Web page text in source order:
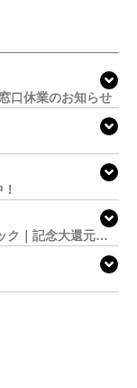
口休業のお知らせ
【レグザ20周年】最大20万円キャッシュバック｜記念大還元キャンペーン